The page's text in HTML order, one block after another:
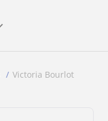
Victoria Bourlot